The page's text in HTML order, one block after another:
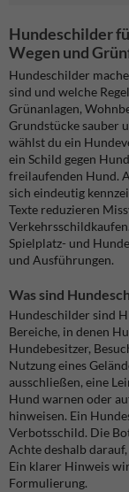
Hundeschilder
Wegen und
Hundeschilder
sind und welche
Grünanlagen,
Grundstücke sauber
wählst du ein
ein Schild gegen
freilaufenden Hund.
sich eindeutig
Texte reduzieren
Spielplatz- und
und Ausführungen.
Was sind
Hundeschilder sind
Bereiche, in denen
Hundebesitzer,
Nutzung eines
ausschließen, eine
Hund warnen oder
hinweisen. Ein
Verbotsschild. Die
Achte deshalb
Ein klarer Hinweis
Formulierung.